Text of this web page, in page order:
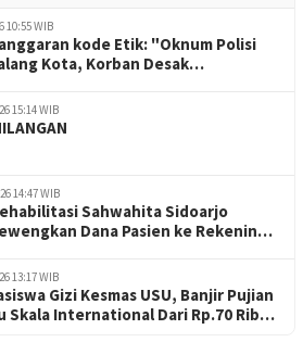
10:55 WIB
kode Etik: "Oknum Polisi
Kota, Korban Desak
15:14 WIB
14:47 WIB
Sahwahita Sidoarjo
Dana Pasien ke Rekening
13:17 WIB
Gizi Kesmas USU, Banjir Pujian
Skala International Dari Rp.70 Ribu